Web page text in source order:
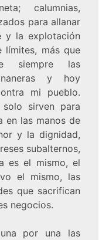
calumnias,
para allanar
y la explotación
límites, más que
siempre las
y hoy
mi pueblo.
sirven para
en las manos de
y la dignidad,
subalternos,
es el mismo, el
el mismo, las
que sacrifican
negocios.
por una las